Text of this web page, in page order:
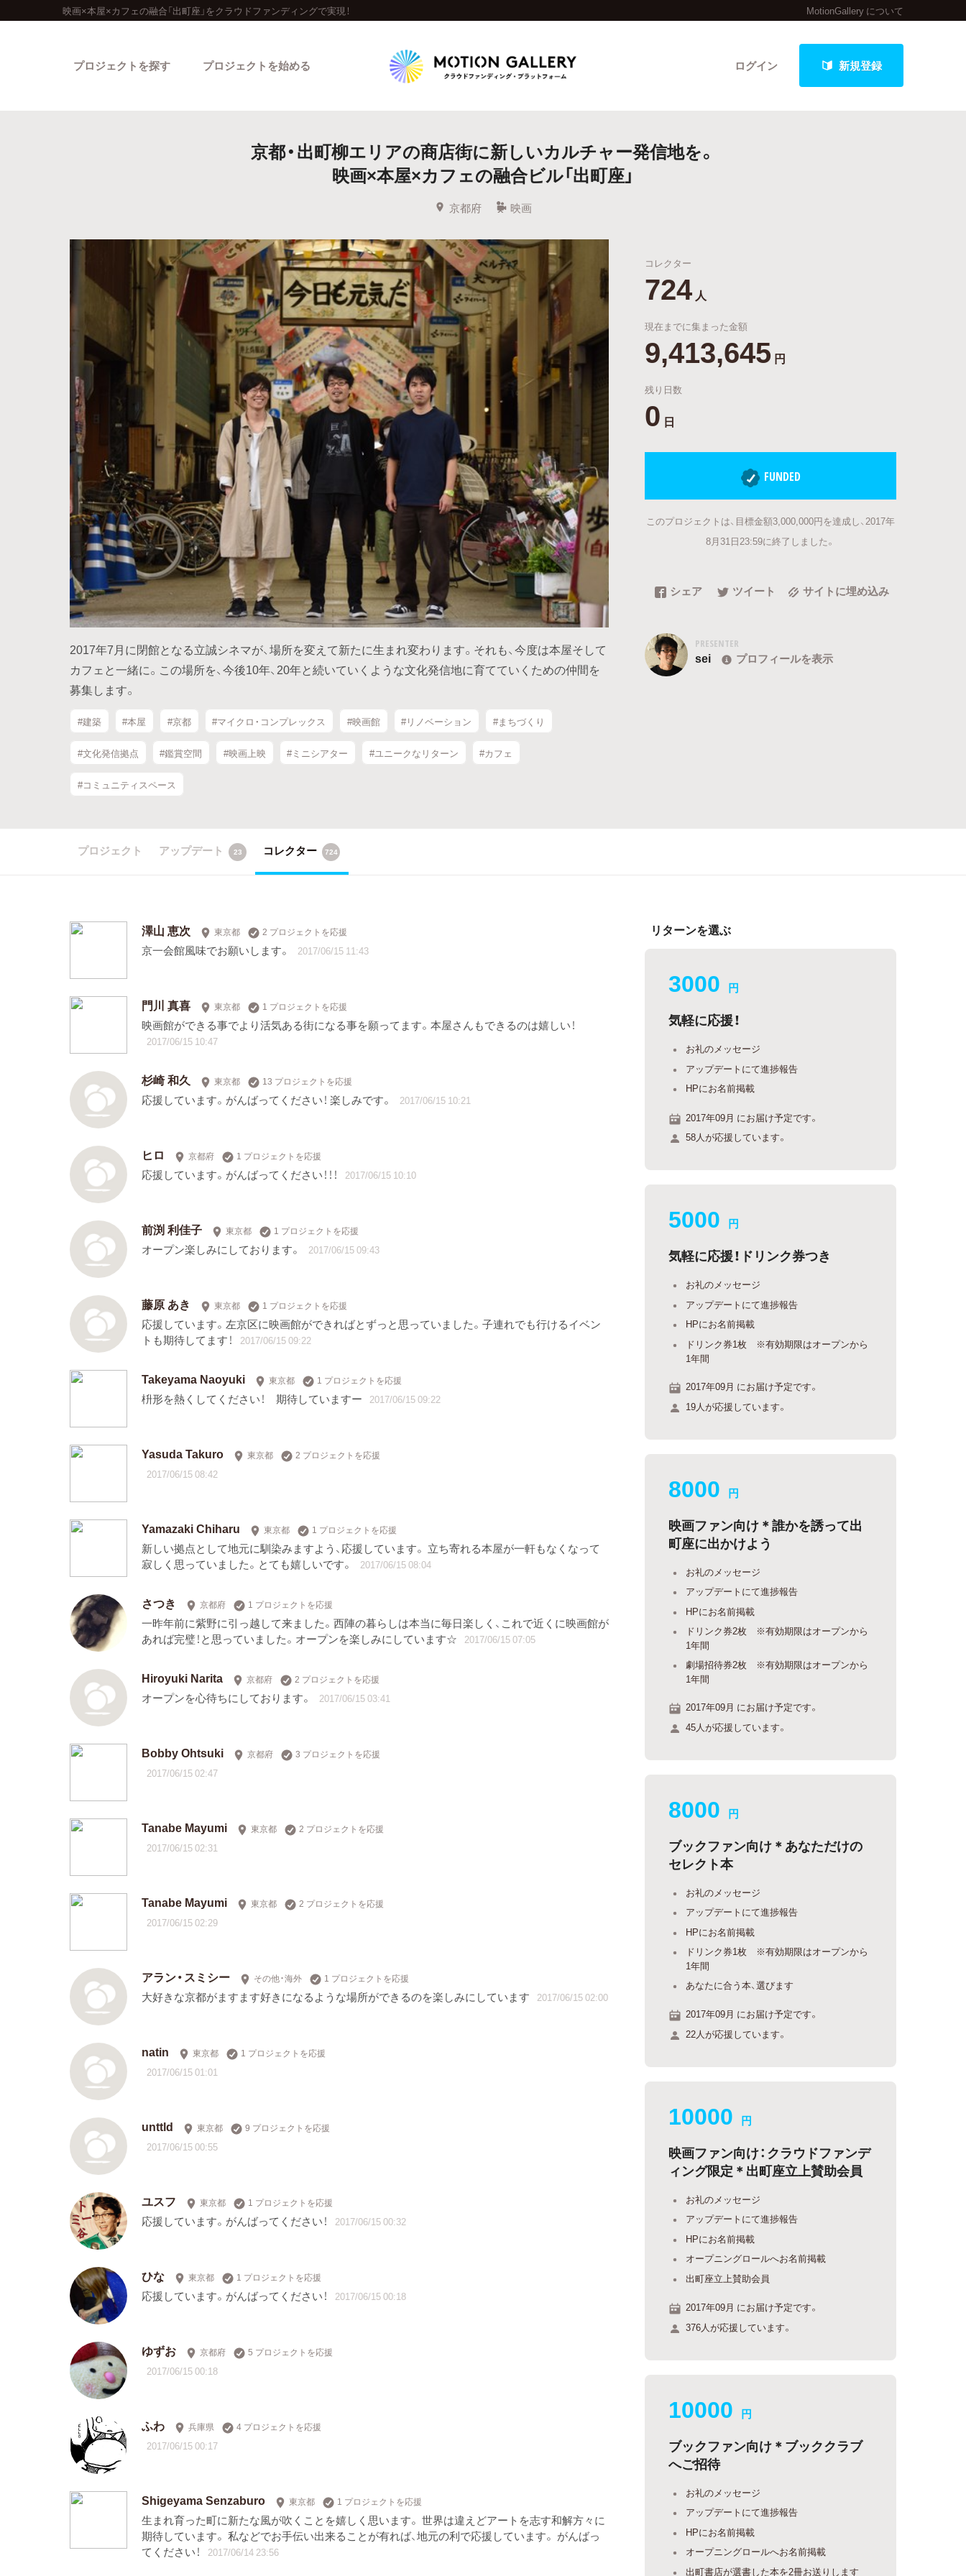
映画×本屋×カフェの融合「出町座」をクラウドファンディングで実現！ MotionGallery について
ログイン 新規登録
プロジェクトを探す
人気のプロジェクト 新着プロジェクト 終了間近のプロジェクト
Feature
カテゴリーから探す タグから探す キュレーターから探す 特集から探す
Legendary
最新達成プロジェクト 調達額が大きいプロジェクト
プロジェクトを始める
京都・出町柳エリアの商店街に新しいカルチャー発信地を。
映画×本屋×カフェの融合ビル「出町座」
京都府 映画
2017年7月に閉館となる立誠シネマが、場所を変えて新たに生まれ変わります。それも、今度は本屋そして
カフェと一緒に。この場所を、今後10年、20年と続いていくような文化発信地に育てていくための仲間を
募集します。
#建築 #本屋 #京都 #マイクロ・コンプレックス #映画館 #リノベーション #まちづくり
#文化発信拠点 #鑑賞空間 #映画上映 #ミニシアター #ユニークなリターン #カフェ
#コミュニティスペース
コレクター
724 人
現在までに集まった金額
9,413,645 円
残り日数
0 日
FUNDED
このプロジェクトは、目標金額3,000,000円を達成し、2017年
8月31日23:59に終了しました。
シェア ツイート サイトに埋め込み
PRESENTER
sei プロフィールを表示
プロジェクト アップデート 23 コレクター 724
澤山 恵次 東京都 2 プロジェクトを応援
京一会館風味でお願いします。 2017/06/15 11:43
門川 真喜 東京都 1 プロジェクトを応援
映画館ができる事でより活気ある街になる事を願ってます。本屋さんもできるのは嬉しい！
2017/06/15 10:47
杉崎 和久 東京都 13 プロジェクトを応援
応援しています。がんばってください！ 楽しみです。 2017/06/15 10:21
ヒロ 京都府 1 プロジェクトを応援
応援しています。がんばってください！！！ 2017/06/15 10:10
前渕 利佳子 東京都 1 プロジェクトを応援
オープン楽しみにしております。 2017/06/15 09:43
藤原 あき 東京都 1 プロジェクトを応援
応援しています。左京区に映画館ができればとずっと思っていました。子連れでも行けるイベン
トも期待してます！
2017/06/15 09:22
Takeyama Naoyuki 東京都 1 プロジェクトを応援
枡形を熱くしてください！ 期待していますー 2017/06/15 09:22
Yasuda Takuro 東京都 2 プロジェクトを応援
2017/06/15 08:42
Yamazaki Chiharu 東京都 1 プロジェクトを応援
新しい拠点として地元に馴染みますよう、応援しています。 立ち寄れる本屋が一軒もなくなって
寂しく思っていました。とても嬉しいです。
2017/06/15 08:04
さつき 京都府 1 プロジェクトを応援
一昨年前に紫野に引っ越して来ました。西陣の暮らしは本当に毎日楽しく、これで近くに映画館が
あれば完璧！と思っていました。オープンを楽しみにしています☆
2017/06/15 07:05
Hiroyuki Narita 京都府 2 プロジェクトを応援
オープンを心待ちにしております。 2017/06/15 03:41
Bobby Ohtsuki 京都府 3 プロジェクトを応援
2017/06/15 02:47
Tanabe Mayumi 東京都 2 プロジェクトを応援
2017/06/15 02:31
Tanabe Mayumi 東京都 2 プロジェクトを応援
2017/06/15 02:29
アラン・スミシー その他・海外 1 プロジェクトを応援
大好きな京都がますます好きになるような場所ができるのを楽しみにしています 2017/06/15 02:00
natin 東京都 1 プロジェクトを応援
2017/06/15 01:01
unttld 東京都 9 プロジェクトを応援
2017/06/15 00:55
ユスフ 東京都 1 プロジェクトを応援
応援しています。がんばってください！ 2017/06/15 00:32
ひな 東京都 1 プロジェクトを応援
応援しています。がんばってください！ 2017/06/15 00:18
ゆずお 京都府 5 プロジェクトを応援
2017/06/15 00:18
ふわ 兵庫県 4 プロジェクトを応援
2017/06/15 00:17
Shigeyama Senzaburo 東京都 1 プロジェクトを応援
生まれ育った町に新たな風が吹くことを嬉しく思います。 世界は違えどアートを志す和解方々に
期待しています。 私などでお手伝い出来ることが有れば、地元の利で応援しています。 がんばっ
てください！
2017/06/14 23:56
リターンを選ぶ
3000 円
気軽に応援！
お礼のメッセージ
アップデートにて進捗報告
HPにお名前掲載
2017年09月 にお届け予定です。
58人が応援しています。
5000 円
気軽に応援！ドリンク券つき
お礼のメッセージ
アップデートにて進捗報告
HPにお名前掲載
ドリンク券1枚 ※有効期限はオープンから
1年間
2017年09月 にお届け予定です。
19人が応援しています。
8000 円
映画ファン向け＊誰かを誘って出
町座に出かけよう
お礼のメッセージ
アップデートにて進捗報告
HPにお名前掲載
ドリンク券2枚 ※有効期限はオープンから
1年間
劇場招待券2枚 ※有効期限はオープンから
1年間
2017年09月 にお届け予定です。
45人が応援しています。
8000 円
ブックファン向け＊あなただけの
セレクト本
お礼のメッセージ
アップデートにて進捗報告
HPにお名前掲載
ドリンク券1枚 ※有効期限はオープンから
1年間
あなたに合う本、選びます
2017年09月 にお届け予定です。
22人が応援しています。
10000 円
映画ファン向け：クラウドファンデ
ィング限定＊出町座立上賛助会員
お礼のメッセージ
アップデートにて進捗報告
HPにお名前掲載
オープニングロールへお名前掲載
出町座立上賛助会員
2017年09月 にお届け予定です。
376人が応援しています。
10000 円
ブックファン向け＊ブッククラブ
へご招待
お礼のメッセージ
アップデートにて進捗報告
HPにお名前掲載
オープニングロールへお名前掲載
出町書店が選書した本を2冊お送りします